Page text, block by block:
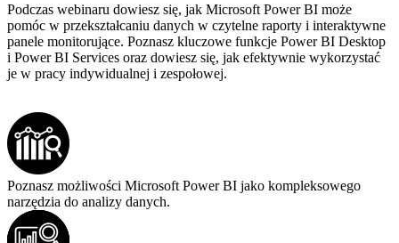
Podczas webinaru dowiesz się, jak Microsoft Power BI może
pomóc w przekształcaniu danych w czytelne raporty i interaktywne
panele monitorujące. Poznasz kluczowe funkcje Power BI Desktop
i Power BI Services oraz dowiesz się, jak efektywnie wykorzystać
je w pracy indywidualnej i zespołowej.
Poznasz możliwości Microsoft Power BI jako kompleksowego
narzędzia do analizy danych.